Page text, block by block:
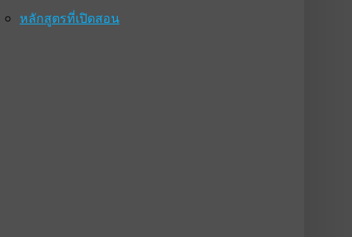
หลักสูตรที่เปิดสอน